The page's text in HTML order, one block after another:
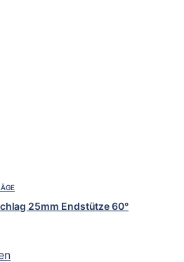
25mm Endstütze 60°